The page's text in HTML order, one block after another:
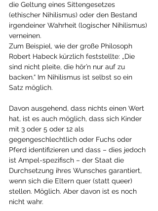
die Geltung eines Sittengesetzes
(ethischer Nihilismus) oder den Bestand
irgendeiner Wahrheit (logischer Nihilismus)
verneinen.
Zum Beispiel, wie der große Philosoph
Robert Habeck kürzlich feststellte: „Die
sind nicht pleite, die hör’n nur auf zu
backen.“ Im Nihilismus ist selbst so ein
Satz möglich.
Davon ausgehend, dass nichts einen Wert
hat, ist es auch möglich, dass sich Kinder
mit 3 oder 5 oder 12 als
gegengeschlechtlich oder Fuchs oder
Pferd identifizieren und dass – dies jedoch
ist Ampel-spezifisch – der Staat die
Durchsetzung ihres Wunsches garantiert,
wenn sich die Eltern quer (statt queer)
stellen. Möglich. Aber davon ist es noch
nicht wahr.